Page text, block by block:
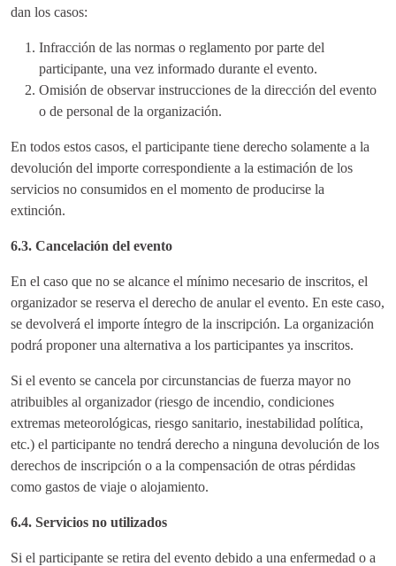
dan los casos:
Infracción de las normas o reglamento por parte del
participante, una vez informado durante el evento.
Omisión de observar instrucciones de la dirección del evento
o de personal de la organización.
En todos estos casos, el participante tiene derecho solamente a la
devolución del importe correspondiente a la estimación de los
servicios no consumidos en el momento de producirse la
extinción.
6.3. Cancelación del evento
En el caso que no se alcance el mínimo necesario de inscritos, el
organizador se reserva el derecho de anular el evento. En este caso,
se devolverá el importe íntegro de la inscripción. La organización
podrá proponer una alternativa a los participantes ya inscritos.
Si el evento se cancela por circunstancias de fuerza mayor no
atribuibles al organizador (riesgo de incendio, condiciones
extremas meteorológicas, riesgo sanitario, inestabilidad política,
etc.) el participante no tendrá derecho a ninguna devolución de los
derechos de inscripción o a la compensación de otras pérdidas
como gastos de viaje o alojamiento.
6.4. Servicios no utilizados
Si el participante se retira del evento debido a una enfermedad o a